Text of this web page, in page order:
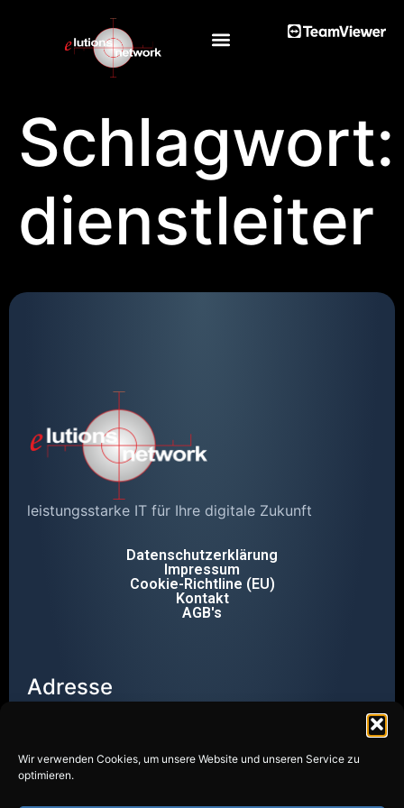
Wir verwenden Cookies, um unsere Website und unseren Service zu
optimieren.
Schlagwort:
dienstleiter
leistungsstarke IT für Ihre digitale Zukunft
Datenschutzerklärung
Impressum
Cookie-Richtline (EU)
Kontakt
AGB's
Adresse
Telefon
+49 6851 8000-20
Email